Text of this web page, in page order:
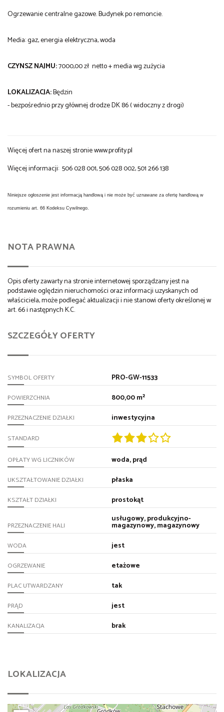
Ogrzewanie centralne gazowe. Budynek po remoncie.
Media: gaz, energia elektryczna, woda
CZYNSZ NAJMU:7000,00 zł netto + media wg zużycia
LOKALIZACJA:Będzin
- bezpośrednio przy głównej drodze DK 86 ( widoczny z drogi)
Więcej ofert na naszej stroniewww.profity.pl
Więcej informacji: 506 028 001, 506 028 002, 501 266 138
Niniejsze ogłoszenie jest informacją handlową i nie może być uznawane za ofertę handlową w
rozumieniu art. 66 Kodeksu Cywilnego.
NOTA PRAWNA
Opis oferty zawarty na stronie internetowej sporządzany jest na
podstawie oględzin nieruchomości oraz informacji uzyskanych od
właściciela, może podlegać aktualizacji i nie stanowi oferty określonej w
art. 66 i następnych K.C.
SZCZEGÓŁY OFERTY
SYMBOL OFERTY PRO-GW-11533
POWIERZCHNIA 800,00 m²
PRZEZNACZENIE DZIAŁKI inwestycyjna
STANDARD
OPŁATY WG LICZNIKÓW woda, prąd
UKSZTAŁTOWANIE DZIAŁKI płaska
KSZTAŁT DZIAŁKI prostokąt
PRZEZNACZENIE HALI
usługowy, produkcyjno-
magazynowy, magazynowy
WODA jest
OGRZEWANIE etażowe
PLAC UTWARDZANY tak
PRĄD jest
KANALIZACJA brak
LOKALIZACJA